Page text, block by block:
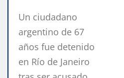
Un ciudadano
argentino de 67
años fue detenido
en Río de Janeiro